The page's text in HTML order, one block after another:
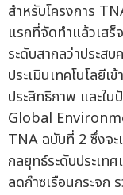
สำหรับโครงการ
แรกที่จัดทำแล้วเสร็
ระดับสากลว่าประส
ประเมินเทคโนโลยีเ
ประสิทธิภาพ และใ
Global
TNA ฉบับที่ 2 ซึ่งจ
กลยุทธ์ระดับประเท
ลดก๊าซเรือนกระจก